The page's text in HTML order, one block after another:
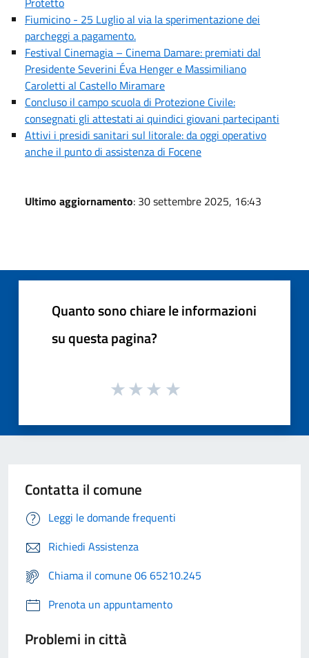
Fiumicino - 25 Luglio al via la sperimentazione dei
parcheggi a pagamento.
Festival Cinemagia – Cinema Damare: premiati dal
Presidente Severini Éva Henger e Massimiliano
Caroletti al Castello Miramare
Concluso il campo scuola di Protezione Civile:
consegnati gli attestati ai quindici giovani partecipanti
Attivi i presidi sanitari sul litorale: da oggi operativo
anche il punto di assistenza di Focene
Ultimo aggiornamento: 30 settembre 2025, 16:43
Quanto sono chiare le informazioni
su questa pagina?
Contatta il comune
Leggi le domande frequenti
Richiedi Assistenza
Chiama il comune 06 65210.245
Prenota un appuntamento
Problemi in città